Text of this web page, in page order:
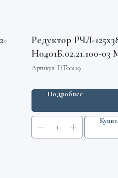
Редуктор РЧЛ-
Н0401Б.02.21.100-03
Артикул: DT00119
Подробнее